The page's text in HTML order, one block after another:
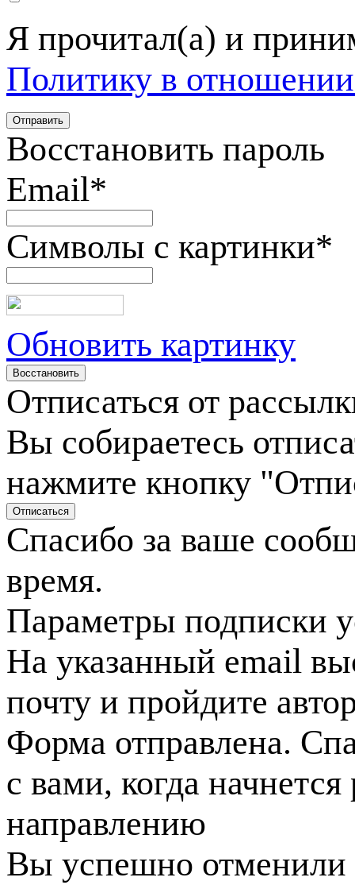
Я прочитал(а) и
Политику в
Восстановить пароль
Email*
Символы с картинки*
Обновить картинку
Отписаться от
Вы собираетесь
нажмите кнопку
Спасибо за ваше
время.
Параметры подписки
На указанный email
почту и пройдите
Форма отправлена.
с вами, когда
направлению
Вы успешно отменили